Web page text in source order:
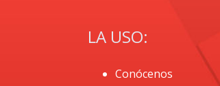
LA USO:
Conócenos